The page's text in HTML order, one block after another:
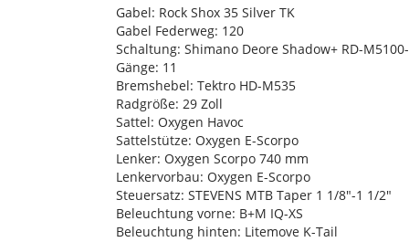
Gabel: Rock Shox 35 Silver TK
Gabel Federweg: 120
Schaltung: Shimano Deore Shadow+ RD-M5100-
Gänge: 11
Bremshebel: Tektro HD-M535
Radgröße: 29 Zoll
Sattel: Oxygen Havoc
Sattelstütze: Oxygen E-Scorpo
Lenker: Oxygen Scorpo 740 mm
Lenkervorbau: Oxygen E-Scorpo
Steuersatz: STEVENS MTB Taper 1 1/8"-1 1/2"
Beleuchtung vorne: B+M IQ-XS
Beleuchtung hinten: Litemove K-Tail